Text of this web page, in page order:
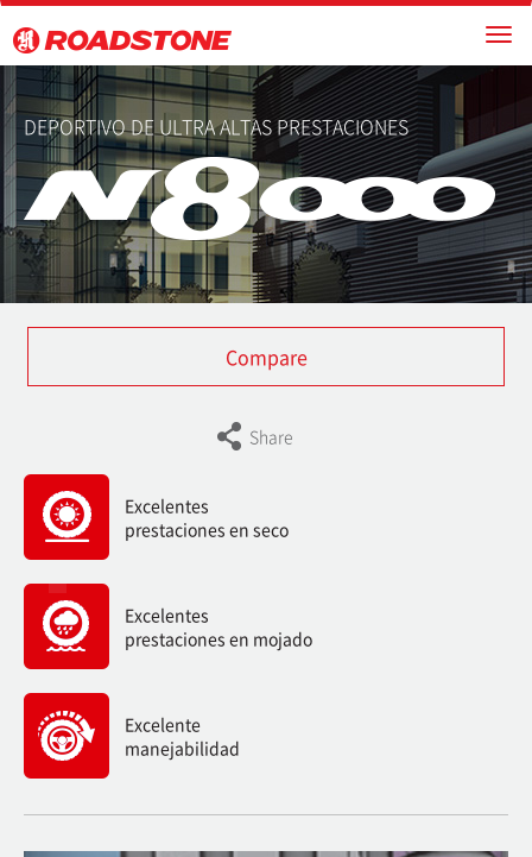
DEPORTIVO DE ULTRA ALTAS PRESTACIONES
Compare
Share
Excelentes
prestaciones en seco
Excelentes
prestaciones en mojado
Excelente
manejabilidad